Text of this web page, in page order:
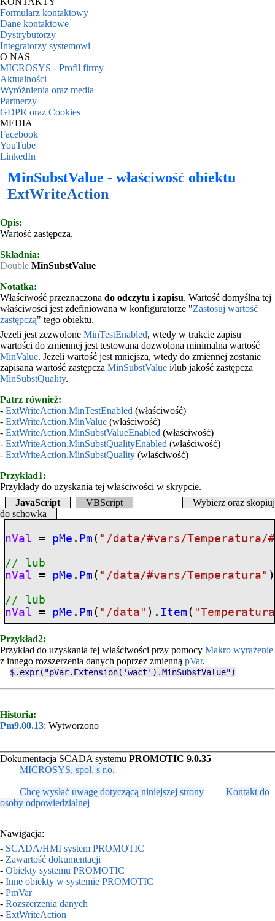
Formularz kontaktowy
Dane kontaktowe
Dystrybutorzy
Integratorzy systemowi
O NAS
MICROSYS - Profil firmy
Aktualności
Wyróżnienia oraz media
Partnerzy
GDPR oraz Cookies
MEDIA
Facebook
YouTube
LinkedIn
MinSubstValue - właściwość obiektu
ExtWriteAction
Opis:
Wartość zastępcza.
Składnia:
Double MinSubstValue
Notatka:
Właściwość przeznaczona do odczytu i zapisu. Wartość domyślna tej
właściwości jest zdefiniowana w konfiguratorze "Zastosuj wartość
zastępczą" tego obiektu.
Jeżeli jest zezwolone MinTestEnabled, wtedy w trakcie zapisu
wartości do zmiennej jest testowana dozwolona minimalna wartość
MinValue. Jeżeli wartość jest mniejsza, wtedy do zmiennej zostanie
zapisana wartość zastępcza MinSubstValue i/lub jakość zastępcza
MinSubstQuality.
Patrz również:
- ExtWriteAction.MinTestEnabled (właściwość)
- ExtWriteAction.MinValue (właściwość)
- ExtWriteAction.MinSubstValueEnabled (właściwość)
- ExtWriteAction.MinSubstQualityEnabled (właściwość)
- ExtWriteAction.MinSubstQuality (właściwość)
Przykład1:
Przykłady do uzyskania tej właściwości w skrypcie.
JavaScript
VBScript
Wybierz oraz skopiuj
do schowka
nVal = pMe . Pm ( "/data/#vars /Temperatura/
// lub
nVal
= pMe . Pm ( "/data/#vars /Temperatura"
// lub
nVal
= pMe . Pm ( "/data" ). Item (
Przykład2:
Przykład do uzyskania tej właściwości przy pomocy Makro wyrażenie
z innego rozszerzenia danych poprzez zmienną pVar.
$.expr("pVar. Extension('wact').MinSubstValue")
Historia:
Pm9.00.13: Wytworzono
Dokumentacja SCADA systemu PROMOTIC 9.0.35
MICROSYS, spol. s r.o.
Chcę wysłać uwagę dotyczącą niniejszej strony
Kontakt do
osoby odpowiedzialnej
Nawigacja:
- SCADA/HMI system PROMOTIC
- Zawartość dokumentacji
- Obiekty systemu PROMOTIC
- Inne obiekty w systemie PROMOTIC
- PmVar
- Rozszerzenia danych
- ExtWriteAction